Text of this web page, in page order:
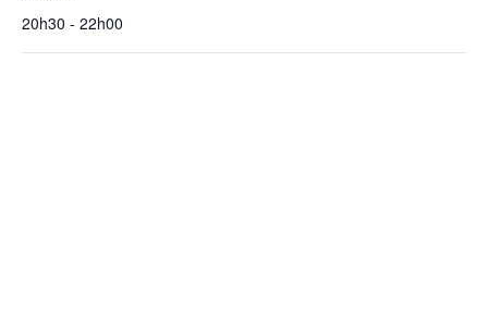
20h30 - 22h00